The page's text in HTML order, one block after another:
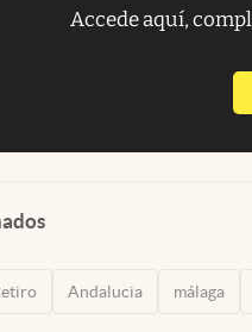
Accede aquí,
Andalucia málaga